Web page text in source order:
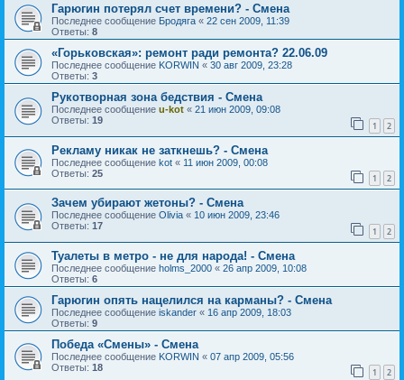
Гарюгин потерял счет времени? - Смена
Последнее сообщение Бродяга « 22 сен 2009, 11:39
Ответы: 8
«Горьковская»: ремонт ради ремонта? 22.06.09
Последнее сообщение KORWIN « 30 авг 2009, 23:28
Ответы: 3
Рукотворная зона бедствия - Смена
Последнее сообщение u-kot « 21 июн 2009, 09:08
Ответы: 19 1 2
Рекламу никак не заткнешь? - Смена
Последнее сообщение kot « 11 июн 2009, 00:08
Ответы: 25 1 2
Зачем убирают жетоны? - Смена
Последнее сообщение Olivia « 10 июн 2009, 23:46
Ответы: 17 1 2
Туалеты в метро - не для народа! - Смена
Последнее сообщение holms_2000 « 26 апр 2009, 10:08
Ответы: 6
Гарюгин опять нацелился на карманы? - Смена
Последнее сообщение iskander « 16 апр 2009, 18:03
Ответы: 9
Победа «Смены» - Смена
Последнее сообщение KORWIN « 07 апр 2009, 05:56
Ответы: 18 1 2